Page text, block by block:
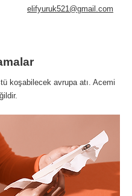
elifyuruk521@gmail.com
koşabilecek avrupa atı. Acemi